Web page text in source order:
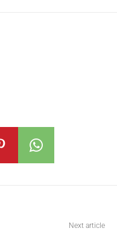
Next article